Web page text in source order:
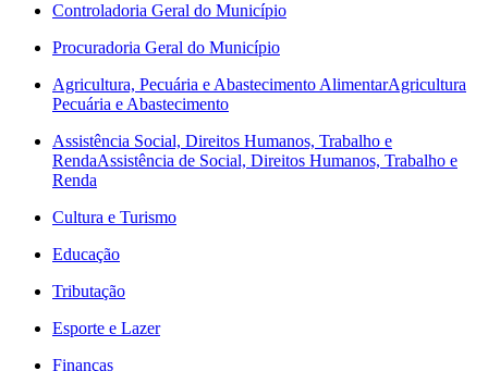
Controladoria Geral do Município
Procuradoria Geral do Município
Agricultura, Pecuária e Abastecimento AlimentarAgricultura
Pecuária e Abastecimento
Assistência Social, Direitos Humanos, Trabalho e
RendaAssistência de Social, Direitos Humanos, Trabalho e
Renda
Cultura e Turismo
Educação
Tributação
Esporte e Lazer
Finanças